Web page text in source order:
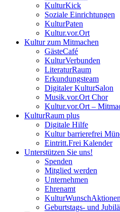
KulturKick
Soziale Einrichtungen
KulturPaten
Kultur.vor.Ort
Kultur zum Mitmachen
GästeCafé
KulturVerbunden
LiteraturRaum
Erkundungsteam
Digitaler KulturSalon
Musik.vor.Ort Chor
Kultur.vor.Ort –
KulturRaum plus
Digitale Hilfe
Kultur barrierefrei
Eintritt.Frei Kalender
Unterstützen Sie uns!
Spenden
Mitglied werden
Unternehmen
Ehrenamt
KulturWunschAktionen
Geburtstags- und